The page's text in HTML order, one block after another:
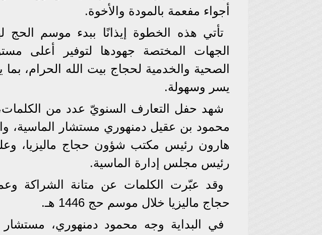
أجواء مفعمة بالمودة والأخوة.
تأتي هذه الخطوة إيذانًا ببدء موسم الحج
الجهات المختصة جهودها لتوفير أعلى
الصحية والخدمية لحجاج بيت الله الحرام،
يسر وسهولة.
شهد حفل التعارف السنويّ عدد من الكلمات،
محمود بن عقيل دمنهوري مستشار الماسية،
هارون رئيس مكتب شؤون حجاج ماليزيا،
رئيس مجلس إدارة الماسية.
وقد عبّرت الكلمات عن متانة الشراكة
حجاج ماليزيا خلال موسم حج 1446 هـ.
في البداية وجه محمود دمنهوري،